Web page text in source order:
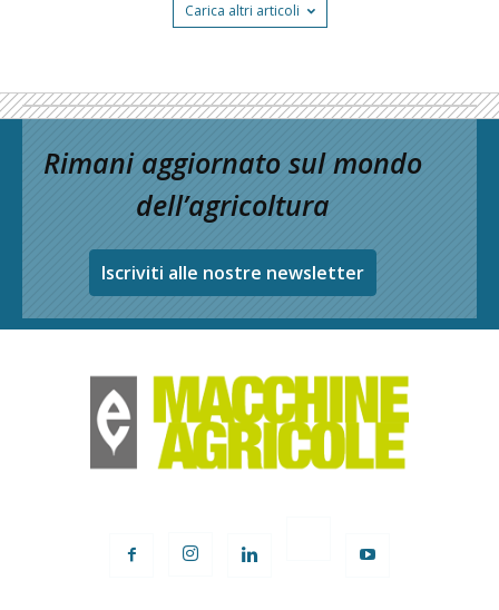
Carica altri articoli
Rimani aggiornato sul mondo
dell’agricoltura
Iscriviti alle nostre newsletter